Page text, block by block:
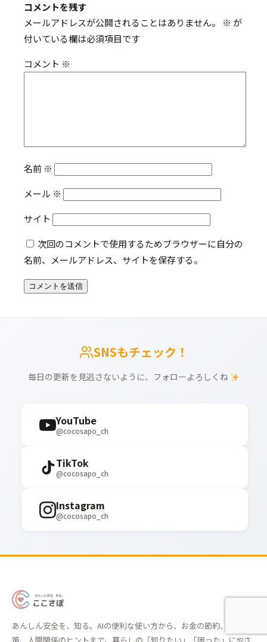
コメントを残す
メールアドレスが公開されることはありません。
※ が
付いている欄は必須項目です
コメント ※
名前 ※
メール ※
サイト
次回のコメントで使用するためブラウザーに自分の
名前、メールアドレス、サイトを保存する。
SNSもチェック！
毎日の更新を見逃さないように、フォローよろしくね
YouTube
@cocosapo_ch
TikTok
@cocosapo_ch
Instagram
@cocosapo_ch
あ
ん
し
あんしん安全を、知る。AIの便利な使い方から、お金の節約、詐欺対